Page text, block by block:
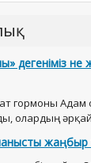
дегеніміз не
гормоны Адам
олардың